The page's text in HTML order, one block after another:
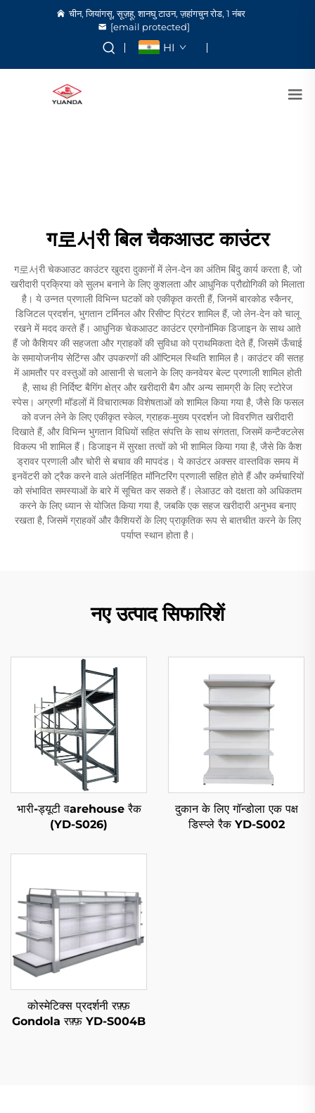
चीन, जियांगसू, सूज़हू, शानघु टाउन, ज़हांगचुन रोड, 1 नंबर
[email protected]
HI
ग로서री बिल चैकआउट काउंटर
ग로서री चेकआउट काउंटर खुदरा दुकानों में लेन-देन का अंतिम बिंदु कार्य करता है, जो
खरीदारी प्रक्रिया को सुलभ बनाने के लिए कुशलता और आधुनिक प्रौद्योगिकी को मिलाता
है। ये उन्नत प्रणाली विभिन्न घटकों को एकीकृत करती हैं, जिनमें बारकोड स्कैनर,
डिजिटल प्रदर्शन, भुगतान टर्मिनल और रिसीप्ट प्रिंटर शामिल हैं, जो लेन-देन को चालू
रखने में मदद करते हैं। आधुनिक चेकआउट काउंटर एरगोनॉमिक डिजाइन के साथ आते
हैं जो कैशियर की सहजता और ग्राहकों की सुविधा को प्राथमिकता देते हैं, जिसमें ऊँचाई
के समायोजनीय सेटिंग्स और उपकरणों की ऑप्टिमल स्थिति शामिल है। काउंटर की सतह
में आमतौर पर वस्तुओं को आसानी से चलाने के लिए कनवेयर बेल्ट प्रणाली शामिल होती
है, साथ ही निर्दिष्ट बैगिंग क्षेत्र और खरीदारी बैग और अन्य सामग्री के लिए स्टोरेज
स्पेस। अग्रणी मॉडलों में विचारात्मक विशेषताओं को शामिल किया गया है, जैसे कि फसल
को वजन लेने के लिए एकीकृत स्केल, ग्राहक-मुख्य प्रदर्शन जो विवरणित खरीदारी
दिखाते हैं, और विभिन्न भुगतान विधियों सहित संपत्ति के साथ संगतता, जिसमें कन्टैक्टलेस
विकल्प भी शामिल हैं। डिजाइन में सुरक्षा तत्वों को भी शामिल किया गया है, जैसे कि कैश
ड्रावर प्रणाली और चोरी से बचाव की मापदंड। ये काउंटर अक्सर वास्तविक समय में
इनवेंटरी को ट्रैक करने वाले अंतर्निहित मॉनिटरिंग प्रणाली सहित होते हैं और कर्मचारियों
को संभावित समस्याओं के बारे में सूचित कर सकते हैं। लेआउट को दक्षता को अधिकतम
करने के लिए ध्यान से योजित किया गया है, जबकि एक सहज खरीदारी अनुभव बनाए
रखता है, जिसमें ग्राहकों और कैशियरों के लिए प्राकृतिक रूप से बातचीत करने के लिए
पर्याप्त स्थान होता है।
नए उत्पाद सिफारिशें
भारी-ड्यूटी वarehouse रैक
(YD-S026)
दुकान के लिए गॉन्डोला एक पक्ष
डिस्प्ले रैक YD-S002
कोस्मेटिक्स प्रदर्शनी रफ़्फ़
Gondola रफ़्फ़ YD-S004B